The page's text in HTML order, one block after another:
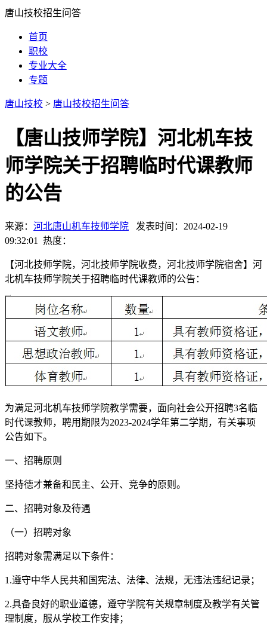
唐山技校招生问答
首页
职校
专业大全
专题
唐山技校 > 唐山技校招生问答
【唐山技师学院】河北机车技
师学院关于招聘临时代课教师
的公告
来源： 河北唐山机车技师学院 发表时间：2024-02-19
09:32:01 热度：
【河北技师学院，河北技师学院收费，河北技师学院宿舍】河
北机车技师学院关于招聘临时代课教师的公告：
为满足河北机车技师学院教学需要，面向社会公开招聘3名临
时代课教师，聘用期限为2023-2024学年第二学期，有关事项
公告如下。
一、招聘原则
坚持德才兼备和民主、公开、竞争的原则。
二、招聘对象及待遇
（一）招聘对象
招聘对象需满足以下条件：
1.遵守中华人民共和国宪法、法律、法规，无违法违纪记录；
2.具备良好的职业道德，遵守学院有关规章制度及教学有关管
理制度，服从学校工作安排；